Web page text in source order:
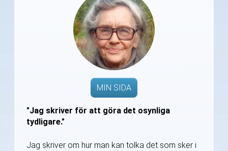
MIN SIDA
"Jag skriver för att göra det osynliga
tydligare."
Jag skriver om hur man kan tolka det som sker i